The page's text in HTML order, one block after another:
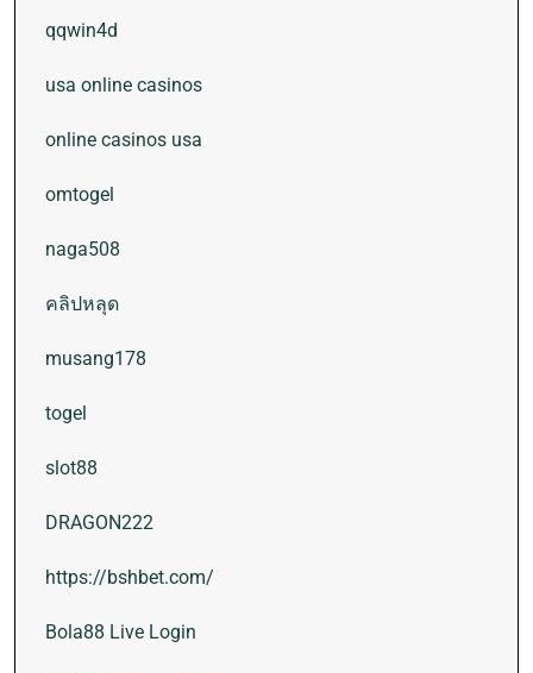
qqwin4d
usa online casinos
online casinos usa
omtogel
naga508
คลิปหลุด
musang178
togel
slot88
DRAGON222
https://bshbet.com/
Bola88 Live Login